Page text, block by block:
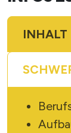
INHALT